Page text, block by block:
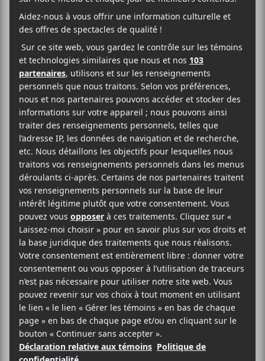
CCF 2024 : Maten &
Émile Bilodeau + Bérode
2024-11-14@20:00–22:00
Dans le cadre de Coup de cœur francophone 2024,
Maten & Émile BilodeauetBérodeseront en
concert au Lion d’Or.
34.79$
Coup de coeur francophone
(514) 253-3024
Voir le site Organisateur
Cabaret Lion d’Or
1676 Rue Ontario Est
Montréal, H2L 1S7